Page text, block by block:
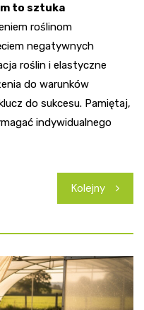
to sztuka
roślinom
negatywnych
roślin i elastyczne
do warunków
do sukcesu. Pamiętaj,
indywidualnego
Kolejny